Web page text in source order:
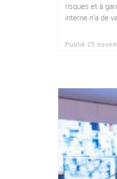
risques et à
interne n’a de
Publié 25